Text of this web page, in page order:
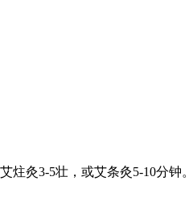
炷灸3-5壮，或艾条灸5-10分钟。